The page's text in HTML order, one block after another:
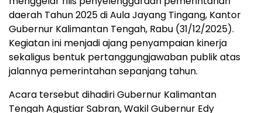
daerah Tahun 2025 di Aula Jayang Tingang, Kantor
Gubernur Kalimantan Tengah, Rabu (31/12/2025).
Kegiatan ini menjadi ajang penyampaian kinerja
sekaligus bentuk pertanggungjawaban publik atas
jalannya pemerintahan sepanjang tahun.
Acara tersebut dihadiri Gubernur Kalimantan
Tengah Agustiar Sabran, Wakil Gubernur Edy